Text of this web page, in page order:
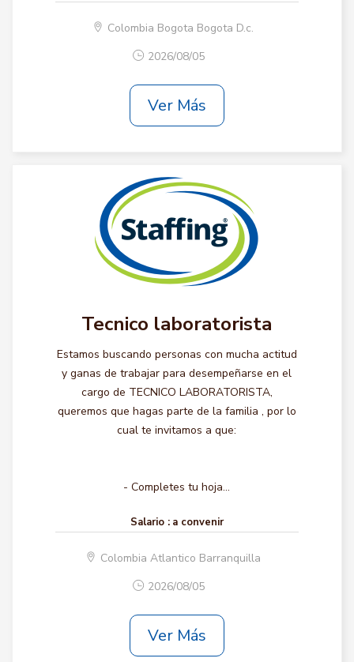
Colombia Bogota Bogota D.c.
2026/08/05
Ver Más
Tecnico laboratorista
Estamos buscando personas con mucha actitud
y ganas de trabajar para desempeñarse en el
cargo de TECNICO LABORATORISTA,
queremos que hagas parte de la familia , por lo
cual te invitamos a que:
- Completes tu hoja...
Salario : a convenir
Colombia Atlantico Barranquilla
2026/08/05
Ver Más